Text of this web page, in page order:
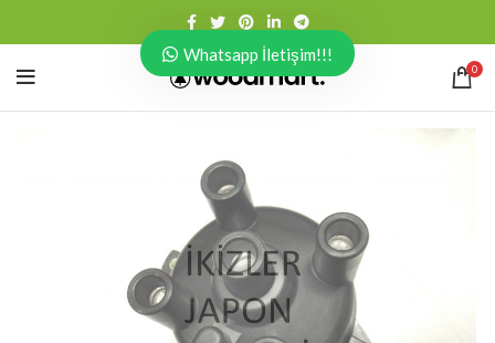
0
Whatsapp İletişim!!!